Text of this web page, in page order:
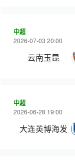
中超
2026-07-03 20:00
云南玉昆
中超
2026-06-28 19:00
大连英博海发